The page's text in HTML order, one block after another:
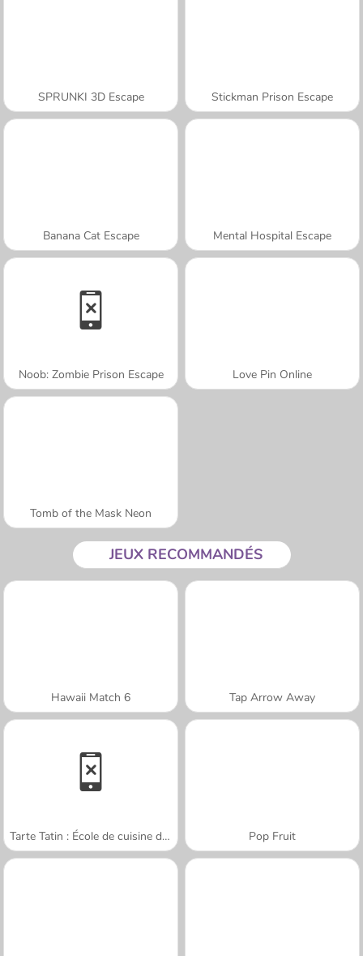
SPRUNKI 3D Escape Stickman Prison Escape
Banana Cat Escape Mental Hospital Escape
Noob: Zombie Prison Escape Love Pin Online
Tomb of the Mask Neon
JEUX RECOMMANDÉS
Hawaii Match 6 Tap Arrow Away
Tarte Tatin : École de cuisine de Sara Pop Fruit